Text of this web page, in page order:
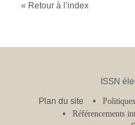
Retour à l’index
ISSN
Plan du site
Référencements